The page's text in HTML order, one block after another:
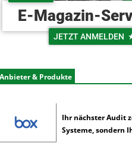
E-Magazin-
JETZT ANMELDEN
Anbieter & Produkte
Ihr nächster Audit
Systeme, sondern